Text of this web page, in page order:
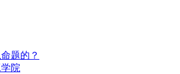
题的？
院